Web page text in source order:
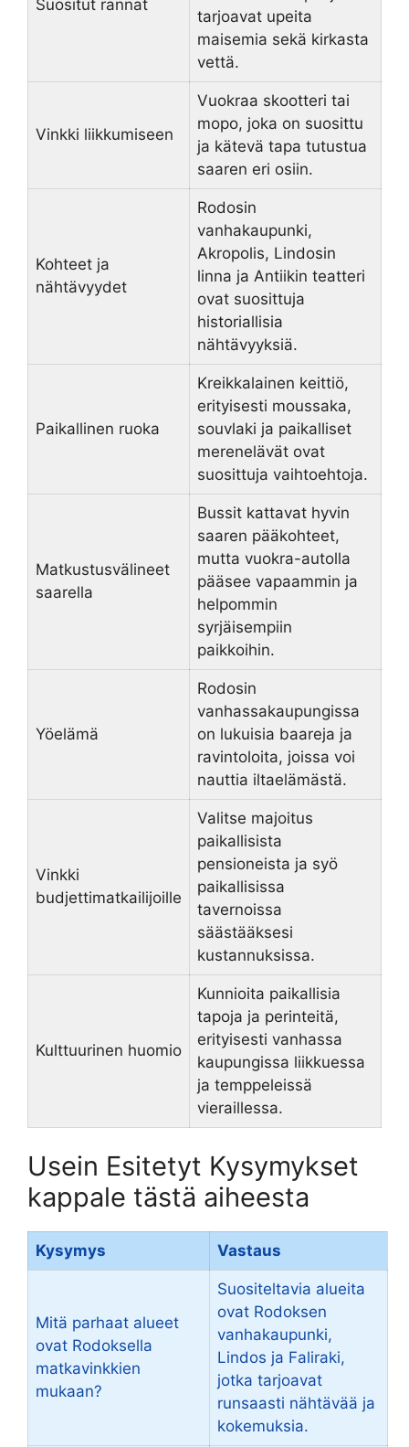
Suositut rannat
tarjoavat upeita
maisemia sekä kirkasta
vettä.
Vinkki liikkumiseen
Vuokraa skootteri tai
mopo, joka on suosittu
ja kätevä tapa tutustua
saaren eri osiin.
Kohteet ja
nähtävyydet
Rodosin
vanhakaupunki,
Akropolis, Lindosin
linna ja Antiikin teatteri
ovat suosittuja
historiallisia
nähtävyyksiä.
Paikallinen ruoka
Kreikkalainen keittiö,
erityisesti moussaka,
souvlaki ja paikalliset
merenelävät ovat
suosittuja vaihtoehtoja.
Matkustusvälineet
saarella
Bussit kattavat hyvin
saaren pääkohteet,
mutta vuokra-autolla
pääsee vapaammin ja
helpommin
syrjäisempiin
paikkoihin.
Yöelämä
Rodosin
vanhassakaupungissa
on lukuisia baareja ja
ravintoloita, joissa voi
nauttia iltaelämästä.
Vinkki
budjettimatkailijoille
Valitse majoitus
paikallisista
pensioneista ja syö
paikallisissa
tavernoissa
säästääksesi
kustannuksissa.
Kulttuurinen huomio
Kunnioita paikallisia
tapoja ja perinteitä,
erityisesti vanhassa
kaupungissa liikkuessa
ja temppeleissä
vieraillessa.
Usein Esitetyt Kysymykset
kappale tästä aiheesta
Kysymys Vastaus
Mitä parhaat alueet
ovat Rodoksella
matkavinkkien
mukaan?
Suositeltavia alueita
ovat Rodoksen
vanhakaupunki,
Lindos ja Faliraki,
jotka tarjoavat
runsaasti nähtävää ja
kokemuksia.